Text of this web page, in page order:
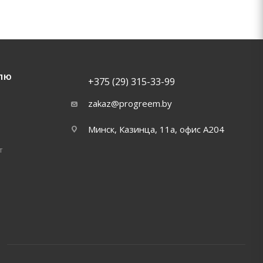
+375 (29) 315-33-99
zakaz@progreem.by
Минск, Казинца, 11а, офис А204